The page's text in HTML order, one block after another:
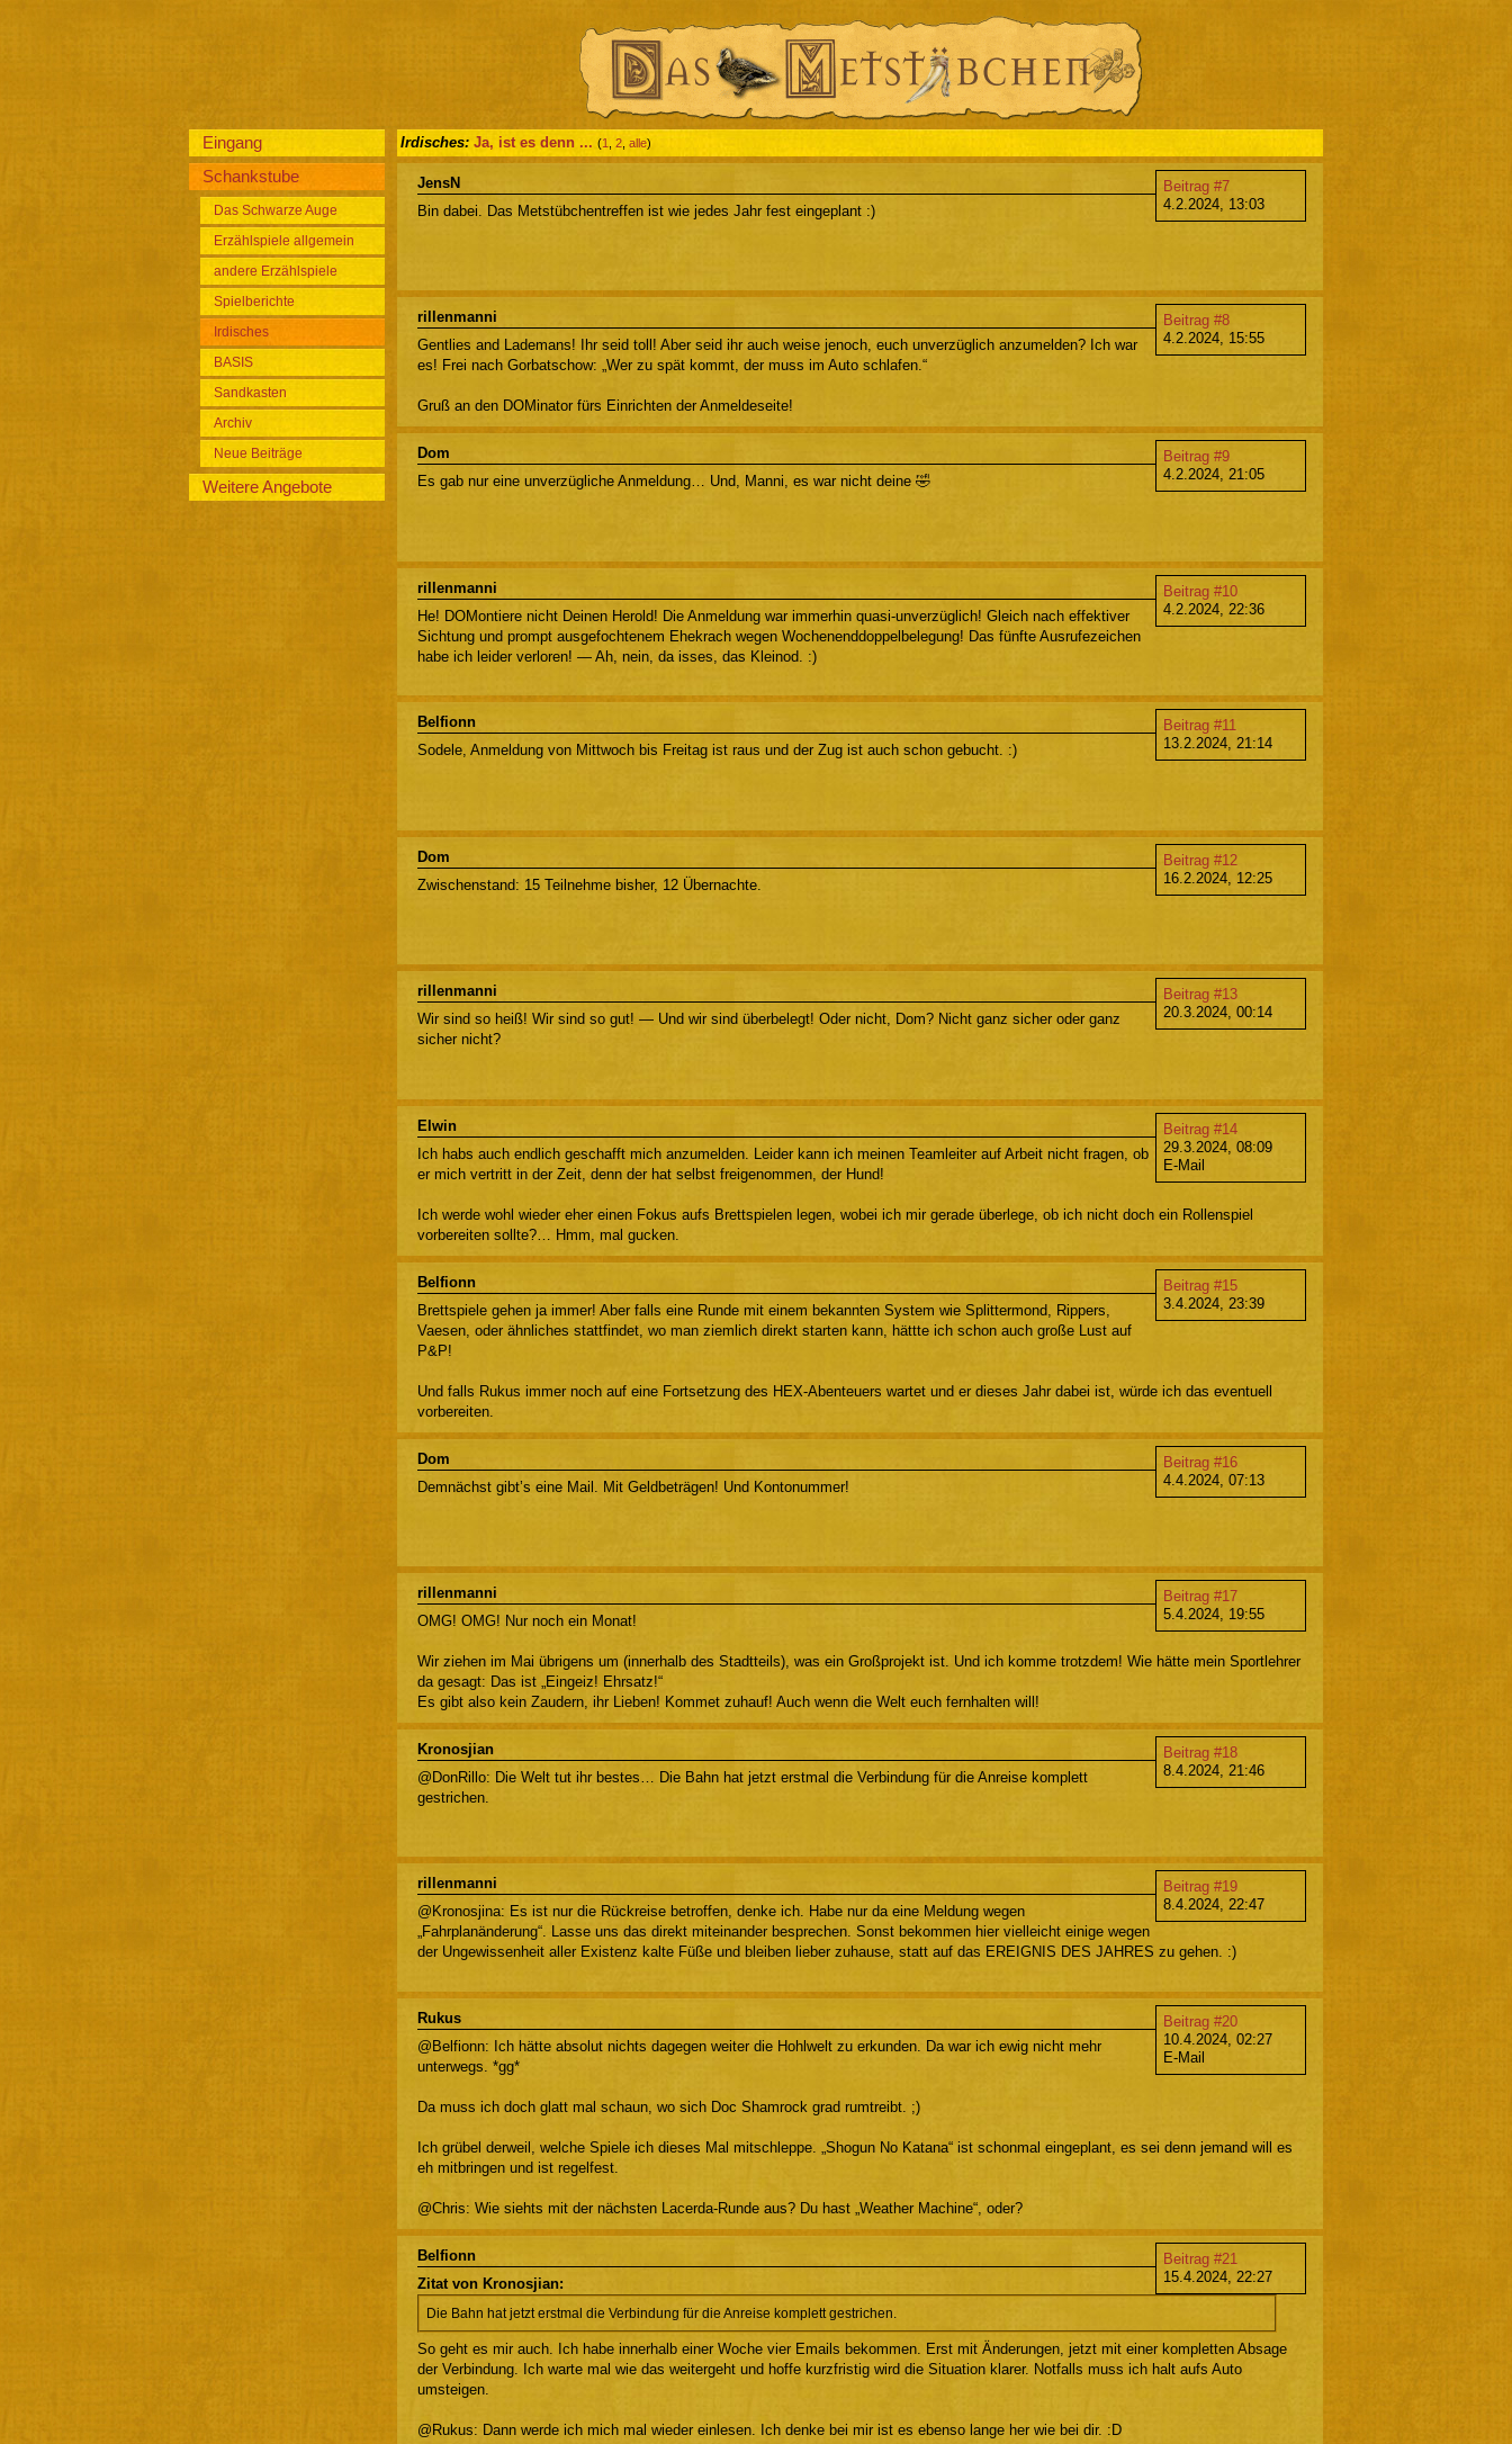
Eingang
Schankstube
Das Schwarze Auge
Erzählspiele allgemein
andere Erzählspiele
Spielberichte
Irdisches
BASIS
Sandkasten
Archiv
Neue Beiträge
Weitere Angebote
Irdisches: Ja, ist es denn ... (1 2 alle)
Beitrag #7
4.2.2024, 13:03
JensN
Bin dabei. Das Metstübchentreffen ist wie jedes Jahr fest eingeplant :)
Beitrag #8
4.2.2024, 15:55
rillenmanni
Gentlies and Lademans! Ihr seid toll! Aber seid ihr auch weise jenoch, euch unverzüglich anzumelden? Ich war
es! Frei nach Gorbatschow: „Wer zu spät kommt, der muss im Auto schlafen.“
Gruß an den DOMinator fürs Einrichten der Anmeldeseite!
Beitrag #9
4.2.2024, 21:05
Dom
Es gab nur eine unverzügliche Anmeldung… Und, Manni, es war nicht deine 🤣
Beitrag #10
4.2.2024, 22:36
rillenmanni
He! DOMontiere nicht Deinen Herold! Die Anmeldung war immerhin quasi-unverzüglich! Gleich nach effektiver
Sichtung und prompt ausgefochtenem Ehekrach wegen Wochenenddoppelbelegung! Das fünfte Ausrufezeichen
habe ich leider verloren! — Ah, nein, da isses, das Kleinod. :)
Beitrag #11
13.2.2024, 21:14
Belfionn
Sodele, Anmeldung von Mittwoch bis Freitag ist raus und der Zug ist auch schon gebucht. :)
Beitrag #12
16.2.2024, 12:25
Dom
Zwischenstand: 15 Teilnehme bisher, 12 Übernachte.
Beitrag #13
20.3.2024, 00:14
rillenmanni
Wir sind so heiß! Wir sind so gut! — Und wir sind überbelegt! Oder nicht, Dom? Nicht ganz sicher oder ganz
sicher nicht?
Beitrag #14
29.3.2024, 08:09
E-Mail
Elwin
Ich habs auch endlich geschafft mich anzumelden. Leider kann ich meinen Teamleiter auf Arbeit nicht fragen, ob
er mich vertritt in der Zeit, denn der hat selbst freigenommen, der Hund!
Ich werde wohl wieder eher einen Fokus aufs Brettspielen legen, wobei ich mir gerade überlege, ob ich nicht doch ein Rollenspiel
vorbereiten sollte?… Hmm, mal gucken.
Beitrag #15
3.4.2024, 23:39
Belfionn
Brettspiele gehen ja immer! Aber falls eine Runde mit einem bekannten System wie Splittermond, Rippers,
Vaesen, oder ähnliches stattfindet, wo man ziemlich direkt starten kann, hättte ich schon auch große Lust auf
P&P!
Und falls Rukus immer noch auf eine Fortsetzung des HEX-Abenteuers wartet und er dieses Jahr dabei ist, würde ich das eventuell
vorbereiten.
Beitrag #16
4.4.2024, 07:13
Dom
Demnächst gibt’s eine Mail. Mit Geldbeträgen! Und Kontonummer!
Beitrag #17
5.4.2024, 19:55
rillenmanni
OMG! OMG! Nur noch ein Monat!
Wir ziehen im Mai übrigens um (innerhalb des Stadtteils), was ein Großprojekt ist. Und ich komme trotzdem! Wie hätte mein Sportlehrer
da gesagt: Das ist „Eingeiz! Ehrsatz!“
Es gibt also kein Zaudern, ihr Lieben! Kommet zuhauf! Auch wenn die Welt euch fernhalten will!
Beitrag #18
8.4.2024, 21:46
Kronosjian
@DonRillo: Die Welt tut ihr bestes… Die Bahn hat jetzt erstmal die Verbindung für die Anreise komplett
gestrichen.
Beitrag #19
8.4.2024, 22:47
rillenmanni
@Kronosjina: Es ist nur die Rückreise betroffen, denke ich. Habe nur da eine Meldung wegen
„Fahrplanänderung“. Lasse uns das direkt miteinander besprechen. Sonst bekommen hier vielleicht einige wegen
der Ungewissenheit aller Existenz kalte Füße und bleiben lieber zuhause, statt auf das EREIGNIS DES JAHRES zu gehen. :)
Beitrag #20
10.4.2024, 02:27
E-Mail
Rukus
@Belfionn: Ich hätte absolut nichts dagegen weiter die Hohlwelt zu erkunden. Da war ich ewig nicht mehr
unterwegs. *gg*
Da muss ich doch glatt mal schaun, wo sich Doc Shamrock grad rumtreibt. ;)
Ich grübel derweil, welche Spiele ich dieses Mal mitschleppe. „Shogun No Katana“ ist schonmal eingeplant, es sei denn jemand will es
eh mitbringen und ist regelfest.
@Chris: Wie siehts mit der nächsten Lacerda-Runde aus? Du hast „Weather Machine“, oder?
Beitrag #21
15.4.2024, 22:27
Belfionn
Zitat von Kronosjian:
Die Bahn hat jetzt erstmal die Verbindung für die Anreise komplett gestrichen.
So geht es mir auch. Ich habe innerhalb einer Woche vier Emails bekommen. Erst mit Änderungen, jetzt mit einer kompletten Absage
der Verbindung. Ich warte mal wie das weitergeht und hoffe kurzfristig wird die Situation klarer. Notfalls muss ich halt aufs Auto
umsteigen.
@Rukus: Dann werde ich mich mal wieder einlesen. Ich denke bei mir ist es ebenso lange her wie bei dir. :D